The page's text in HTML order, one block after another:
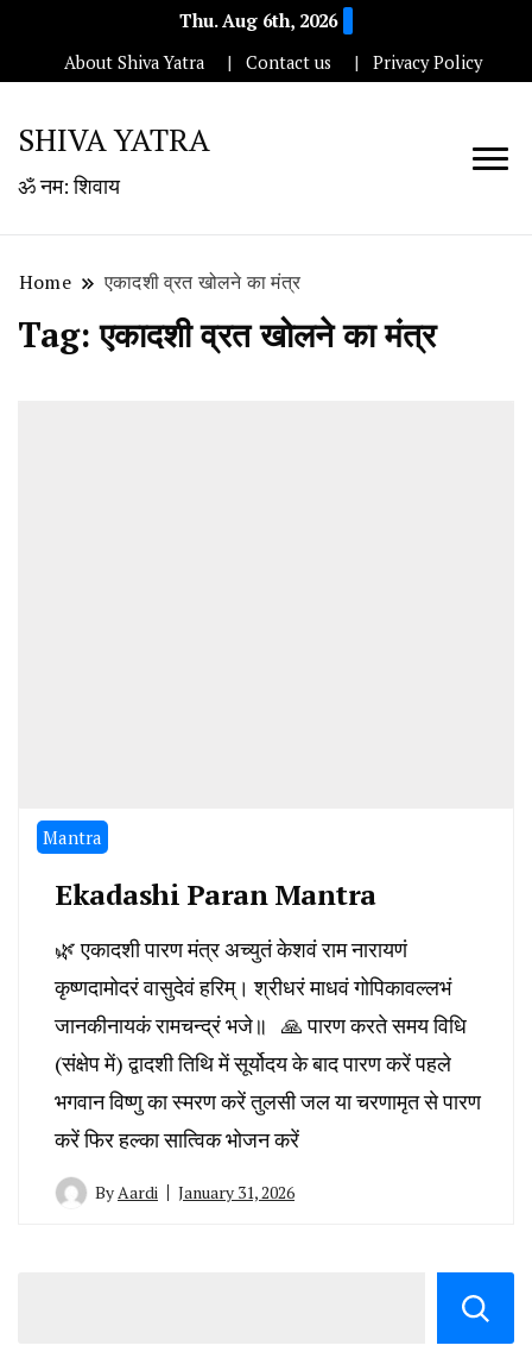
Thu. Aug 6th, 2026
About Shiva Yatra Contact us Privacy Policy
SHIVA YATRA
ॐ नम: शिवाय
Home एकादशी व्रत खोलने का मंत्र
Tag:एकादशी व्रत खोलने का मंत्र
Mantra
Ekadashi Paran Mantra
🌿 एकादशी पारण मंत्र अच्युतं केशवं राम नारायणं
कृष्णदामोदरं वासुदेवं हरिम्। श्रीधरं माधवं गोपिकावल्लभं
जानकीनायकं रामचन्द्रं भजे॥ 🙏 पारण करते समय विधि
(संक्षेप में) द्वादशी तिथि में सूर्योदय के बाद पारण करें पहले
भगवान विष्णु का स्मरण करें तुलसी जल या चरणामृत से पारण
करें फिर हल्का सात्विक भोजन करें
By Aardi January 31, 2026